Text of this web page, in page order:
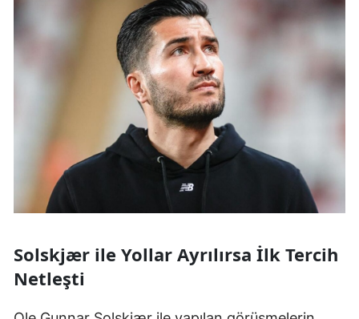
Solskjær ile Yollar Ayrılırsa İlk Tercih
Netleşti